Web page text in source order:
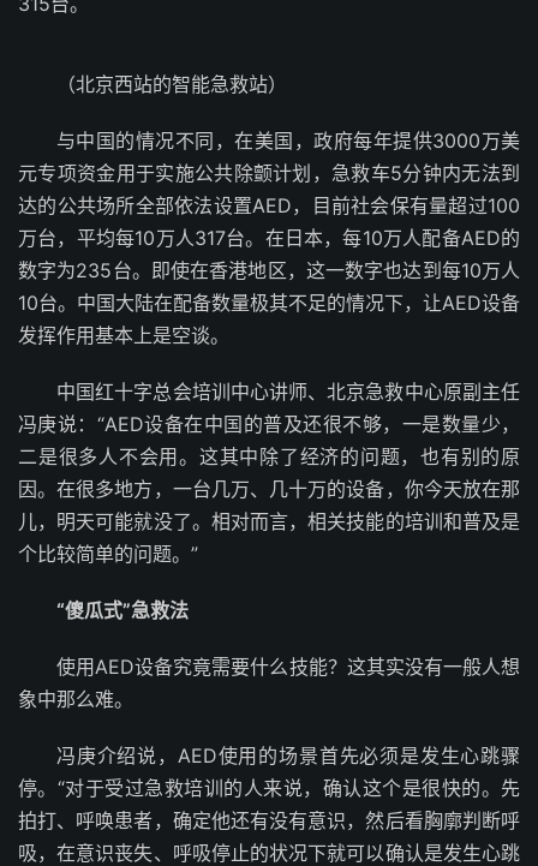
（北京西站的智能急救站）
与中国的情况不同，在美国，政府每年提供3000万美
元专项资金用于实施公共除颤计划，急救车5分钟内无法到
达的公共场所全部依法设置AED，目前社会保有量超过100
万台，平均每10万人317台。在日本，每10万人配备AED的
数字为235台。即使在香港地区，这一数字也达到每10万人
10台。中国大陆在配备数量极其不足的情况下，让AED设备
发挥作用基本上是空谈。
中国红十字总会培训中心讲师、北京急救中心原副主任
冯庚说：“AED设备在中国的普及还很不够，一是数量少，
二是很多人不会用。这其中除了经济的问题，也有别的原
因。在很多地方，一台几万、几十万的设备，你今天放在那
儿，明天可能就没了。相对而言，相关技能的培训和普及是
个比较简单的问题。”
“傻瓜式”急救法
使用AED设备究竟需要什么技能？这其实没有一般人想
象中那么难。
冯庚介绍说，AED使用的场景首先必须是发生心跳骤
停。“对于受过急救培训的人来说，确认这个是很快的。先
拍打、呼唤患者，确定他还有没有意识，然后看胸廓判断呼
吸，在意识丧失、呼吸停止的状况下就可以确认是发生心跳